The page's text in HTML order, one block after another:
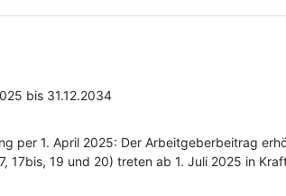
bis 31.12.2034
per 1. April 2025: Der Arbeitgeberbeitrag
17bis, 19 und 20) treten ab 1. Juli 2025 in